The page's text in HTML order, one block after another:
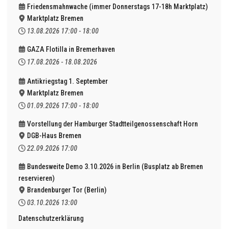
Friedensmahnwache (immer Donnerstags 17-18h Marktplatz)
Marktplatz Bremen
13.08.2026 17:00 - 18:00
GAZA Flotilla in Bremerhaven
17.08.2026 - 18.08.2026
Antikriegstag 1. September
Marktplatz Bremen
01.09.2026 17:00 - 18:00
Vorstellung der Hamburger Stadtteilgenossenschaft Horn
DGB-Haus Bremen
22.09.2026 17:00
Bundesweite Demo 3.10.2026 in Berlin (Busplatz ab Bremen
reservieren)
Brandenburger Tor (Berlin)
03.10.2026 13:00
Datenschutzerklärung